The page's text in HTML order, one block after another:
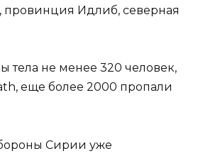
провинция Идлиб, северная
тела не менее 320 человек,
еще более 2000 пропали
Сирии уже